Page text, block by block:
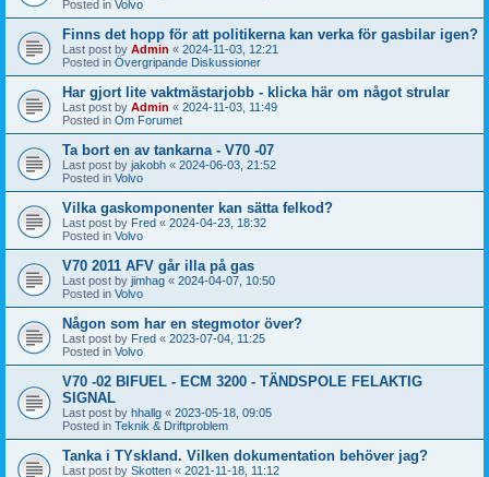
Posted in Volvo
Finns det hopp för att politikerna kan verka för gasbilar igen?
Last post by Admin « 2024-11-03, 12:21
Posted in Övergripande Diskussioner
Har gjort lite vaktmästarjobb - klicka här om något strular
Last post by Admin « 2024-11-03, 11:49
Posted in Om Forumet
Ta bort en av tankarna - V70 -07
Last post by jakobh « 2024-06-03, 21:52
Posted in Volvo
Vilka gaskomponenter kan sätta felkod?
Last post by Fred « 2024-04-23, 18:32
Posted in Volvo
V70 2011 AFV går illa på gas
Last post by jimhag « 2024-04-07, 10:50
Posted in Volvo
Någon som har en stegmotor över?
Last post by Fred « 2023-07-04, 11:25
Posted in Volvo
V70 -02 BIFUEL - ECM 3200 - TÄNDSPOLE FELAKTIG
SIGNAL
Last post by hhallg « 2023-05-18, 09:05
Posted in Teknik & Driftproblem
Tanka i TYskland. Vilken dokumentation behöver jag?
Last post by Skotten « 2021-11-18, 11:12